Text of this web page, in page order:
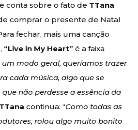
conta sobre o fato de TTana
comprar o presente de Natal
fechar, mais uma canção
“Live in My Heart” é a faixa
um modo geral, queríamos trazer
cada música, algo que se
não perdesse a essência da
TTana continua: “Como todas as
rolou algo muito bonito